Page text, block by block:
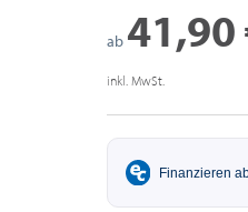
ab 41,90
inkl. MwSt.